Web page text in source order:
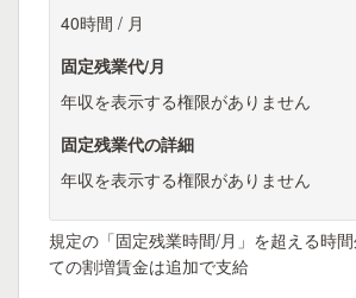
40時間 / 月
固定残業代/月
年収を表示する権限がありません
固定残業代の詳細
年収を表示する権限がありません
規定の「固定残業時間/月」を超える時
ての割増賃金は追加で支給